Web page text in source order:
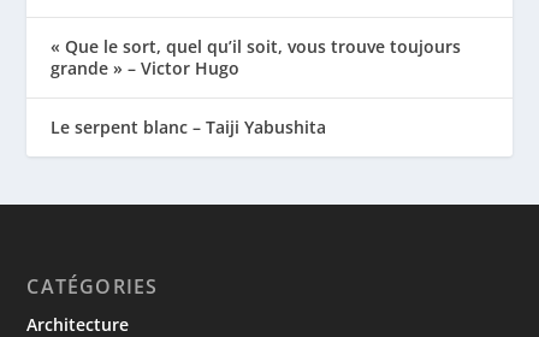
« Que le sort, quel qu’il soit, vous trouve toujours
grande » – Victor Hugo
Le serpent blanc – Taiji Yabushita
CATÉGORIES
Architecture